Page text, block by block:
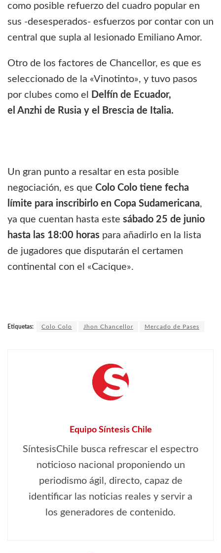
como posible refuerzo del cuadro popular en
sus -desesperados- esfuerzos por contar con un
central que supla al lesionado Emiliano Amor.
Otro de los factores de Chancellor, es que es
seleccionado de la «Vinotinto», y tuvo pasos
por clubes como el
Delfín de Ecuador,
el Anzhi de Rusia y el Brescia de Italia.
Un gran punto a resaltar en esta posible
negociación, es que Colo Colo tiene fecha
límite para inscribirlo en Copa Sudamericana,
ya que cuentan hasta este sábado 25 de junio
hasta las 18:00 horas para añadirlo en la lista
de jugadores que disputarán el certamen
continental con el «Cacique».
Etiquetas: Colo Colo Jhon Chancellor Mercado de Pases
Equipo Síntesis Chile
SíntesisChile busca refrescar el espectro
noticioso nacional proponiendo un
periodismo ágil, directo, capaz de
identificar las noticias reales y servir a
los generadores de contenido.